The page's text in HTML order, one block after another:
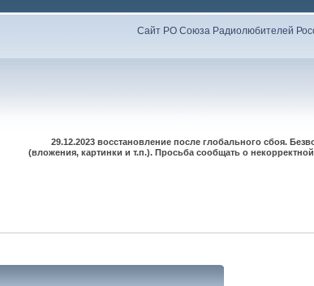
Сайт РО Союза Радиолюбителей
29.12.2023 восстановление после глобального сбоя.
(вложения, картинки и т.п.). Просьба сообщать о